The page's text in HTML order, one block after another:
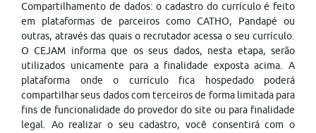
Compartilhamento de dados: o cadastro do currículo é feito
em plataformas de parceiros como CATHO, Pandapé ou
outras, através das quais o recrutador acessa o seu currículo.
O CEJAM informa que os seus dados, nesta etapa, serão
utilizados unicamente para a finalidade exposta acima. A
plataforma onde o currículo fica hospedado poderá
compartilhar seus dados com terceiros de forma limitada para
fins de funcionalidade do provedor do site ou para finalidade
legal. Ao realizar o seu cadastro, você consentirá com o